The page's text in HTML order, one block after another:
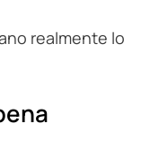
realmente lo